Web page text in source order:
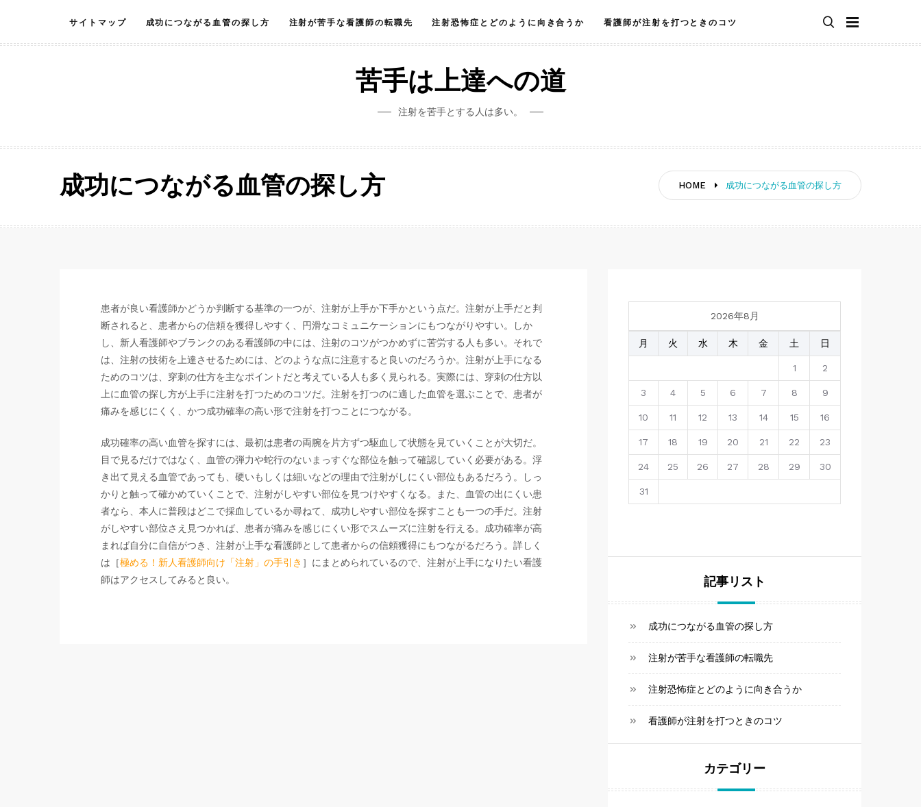
content
サイトマップ 成功につながる血管の探し方 注射が苦手な看護師の転職先 注射恐怖症とどのように向き合うか 看護師が注射を打つときのコツ
苦手は上達への道
注射を苦手とする人は多い。
HOME 成功につながる血管の探し方
成功につながる血管の探し方
患者が良い看護師かどうか判断する基準の一つが、注射が上手か下手かという点だ。注射が上手だと判
断されると、患者からの信頼を獲得しやすく、円滑なコミュニケーションにもつながりやすい。しか
し、新人看護師やブランクのある看護師の中には、注射のコツがつかめずに苦労する人も多い。それで
は、注射の技術を上達させるためには、どのような点に注意すると良いのだろうか。注射が上手になる
ためのコツは、穿刺の仕方を主なポイントだと考えている人も多く見られる。実際には、穿刺の仕方以
上に血管の探し方が上手に注射を打つためのコツだ。注射を打つのに適した血管を選ぶことで、患者が
痛みを感じにくく、かつ成功確率の高い形で注射を打つことにつながる。
成功確率の高い血管を探すには、最初は患者の両腕を片方ずつ駆血して状態を見ていくことが大切だ。
目で見るだけではなく、血管の弾力や蛇行のないまっすぐな部位を触って確認していく必要がある。浮
き出て見える血管であっても、硬いもしくは細いなどの理由で注射がしにくい部位もあるだろう。しっ
かりと触って確かめていくことで、注射がしやすい部位を見つけやすくなる。また、血管の出にくい患
者なら、本人に普段はどこで採血しているか尋ねて、成功しやすい部位を探すことも一つの手だ。注射
がしやすい部位さえ見つかれば、患者が痛みを感じにくい形でスムーズに注射を行える。成功確率が高
まれば自分に自信がつき、注射が上手な看護師として患者からの信頼獲得にもつながるだろう。詳しく
は［極める！新人看護師向け「注射」の手引き ］にまとめられているので、注射が上手になりたい看護
師はアクセスしてみると良い。
2026年8月
月 火 水 木 金 土 日
1 2
3 4 5 6 7 8 9
10 11 12 13 14 15 16
17 18 19 20 21 22 23
24 25 26 27 28 29 30
31
記事リスト
成功につながる血管の探し方
注射が苦手な看護師の転職先
注射恐怖症とどのように向き合うか
看護師が注射を打つときのコツ
カテゴリー